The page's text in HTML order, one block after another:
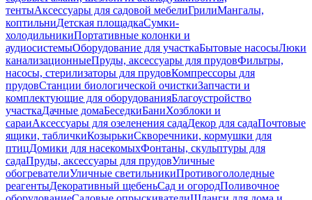
тентыАксессуары для садовой мебелиГрилиМангалы,
коптильниДетская площадкаСумки-
холодильникиПортативные колонки и
аудиосистемыОборудование для участкаБытовые насосыЛюки
канализационныеПруды, аксессуары для прудовФильтры,
насосы, стерилизаторы для прудовКомпрессоры для
прудовСтанции биологической очисткиЗапчасти и
комплектующие для оборудованияБлагоустройство
участкаДачные домаБеседкиБаниХозблоки и
сараиАксессуары для озеленения садаДекор для садаПочтовые
ящики, табличкиКозырькиСкворечники, кормушки для
птицДомики для насекомыхФонтаны, скульптуры для
садаПруды, аксессуары для прудовУличные
обогревателиУличные светильникиПротивогололедные
реагентыДекоративный щебеньСад и огородПоливочное